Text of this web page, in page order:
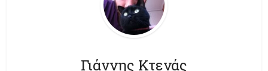
Γιάννης Κτενάς